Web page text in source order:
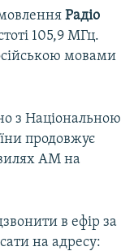
Радіо
105,9 МГц.
мовами
з Національною
продовжує
АМ на
в ефір за
на адресу: